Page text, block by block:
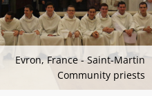
Evron, France - Saint-Martin
Community priests